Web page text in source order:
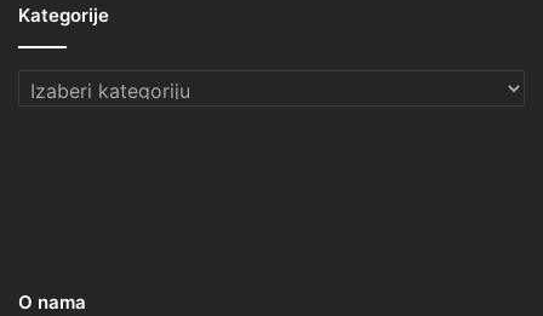
Kategorije
Kategorije
O nama